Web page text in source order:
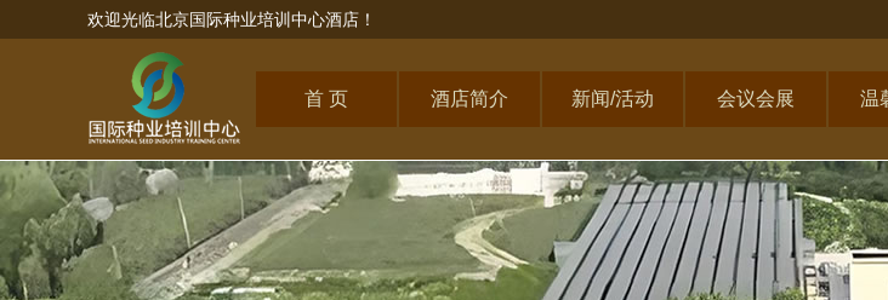
欢迎光临北京国际种业培训中心酒店！
首 页 酒店简介 新闻/活动 会议会展 温